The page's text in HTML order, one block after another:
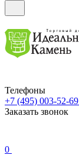
Телефоны
+7 (495) 003-52-69
Заказать звонок
0